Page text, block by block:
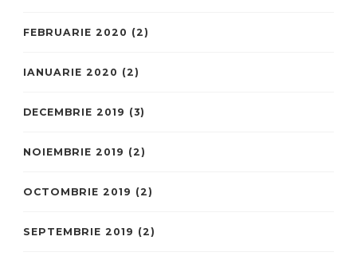
FEBRUARIE 2020 (2)
IANUARIE 2020 (2)
DECEMBRIE 2019 (3)
NOIEMBRIE 2019 (2)
OCTOMBRIE 2019 (2)
SEPTEMBRIE 2019 (2)